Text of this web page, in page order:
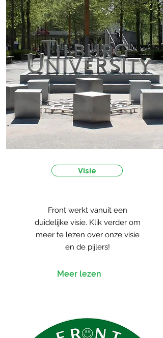
Visie
Front werkt vanuit een
duidelijke visie. Klik verder om
meer te lezen over onze visie
en de pijlers!
Meer lezen